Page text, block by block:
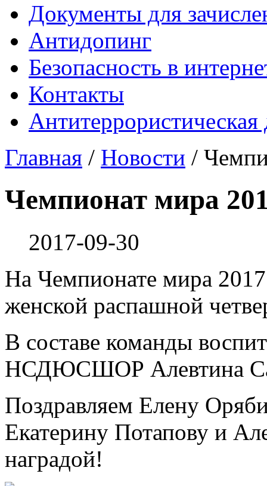
Документы для
Антидопинг
Безопасность в
Контакты
Антитеррористическая
Главная / Новости /
Чемпионат мира
2017-09-30
На Чемпионате мира
женской распашной
В составе команды
НСДЮСШОР Алевтина
Поздравляем Елену
Екатерину Потапову и
наградой!